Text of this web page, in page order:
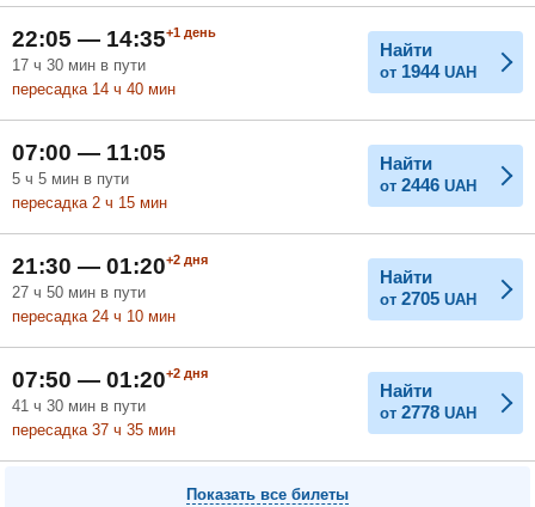
22:05 — 14:35+1 день
17 ч 30 мин в пути
пересадка 14 ч 40 мин
Найти
от 1944 UAH
07:00 — 11:05
5 ч 5 мин в пути
пересадка 2 ч 15 мин
Найти
от 2446 UAH
21:30 — 01:20+2 дня
27 ч 50 мин в пути
пересадка 24 ч 10 мин
Найти
от 2705 UAH
07:50 — 01:20+2 дня
41 ч 30 мин в пути
пересадка 37 ч 35 мин
Найти
от 2778 UAH
Показать все билеты